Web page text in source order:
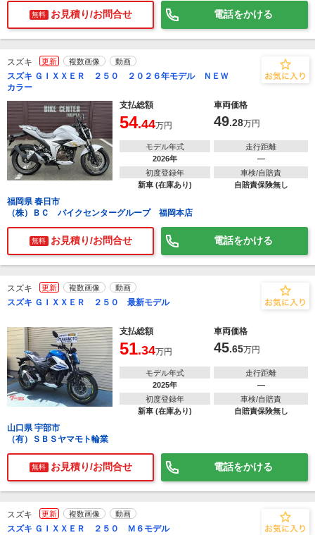
無料 お見積り/お問合せ 電話をかける
スズキ 更新 複数画像 動画
スズキ ＧＩＸＸＥＲ ２５０ ２０２６年モデル ＮＥＷ
カラー
支払総額
車両価格
54.44万円 49.28万円
モデル年式
2026年
走行距離
―
初度登録年
新車 (在庫あり)
車検/自賠責
自賠責保険無し
福岡県 春日市
（株）ＢＣ バイクセンターグループ 福岡本店
無料 お見積り/お問合せ 電話をかける
スズキ 更新 複数画像 動画
スズキ ＧＩＸＸＥＲ ２５０ 最新モデル
支払総額 車両価格
51.34万円 45.65万円
モデル年式
2025年
走行距離
―
初度登録年
新車 (在庫あり)
車検/自賠責
自賠責保険無し
山口県 宇部市
（有）ＳＢＳヤマモト輪業
無料 お見積り/お問合せ 電話をかける
スズキ 更新 複数画像 動画
スズキ ＧＩＸＸＥＲ ２５０ Ｍ６モデル